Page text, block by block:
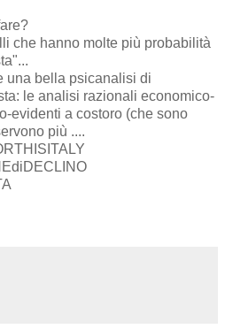
che hanno molte più probabilità
una bella psicanalisi di
le analisi razionali economico-
evidenti a costoro (che sono
più ....